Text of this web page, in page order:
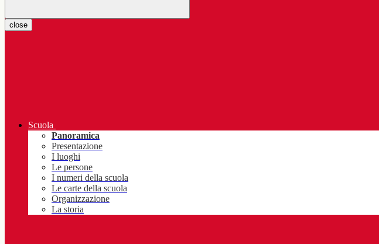
close
Scuola
Panoramica
Presentazione
I luoghi
Le persone
I numeri della scuola
Le carte della scuola
Organizzazione
La storia